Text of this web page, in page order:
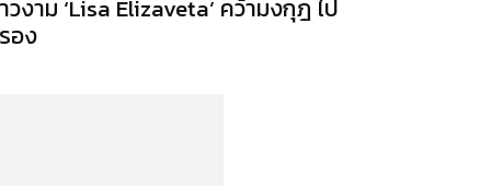
วงาม ‘Lisa Elizaveta’ คว้ามงกุฎ ไป
อง